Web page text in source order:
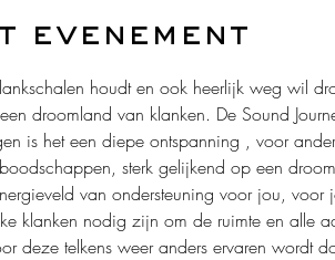
evenement
droomland van klanken. De Sound
is het een diepe ontspanning , voor
sterk gelijkend op een
klanken nodig zijn om de ruimte en alle